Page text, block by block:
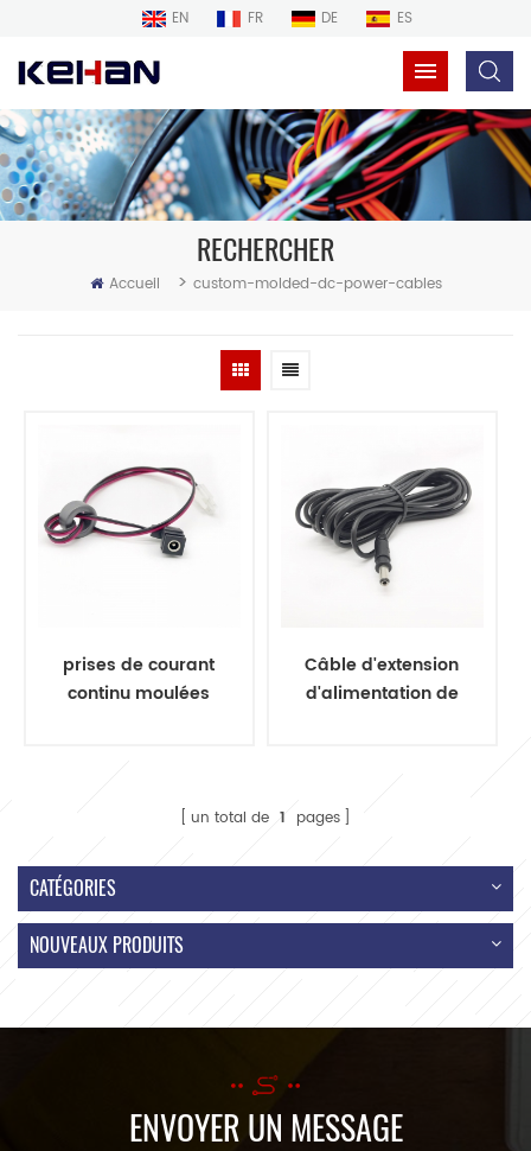
EN FR DE ES
RECHERCHER
Accueil > custom-molded-dc-power-cables
prises de courant
continu moulées
Câble d'extension
d'alimentation de
un total de 1 pages
CATÉGORIES
NOUVEAUX PRODUITS
ENVOYER UN MESSAGE